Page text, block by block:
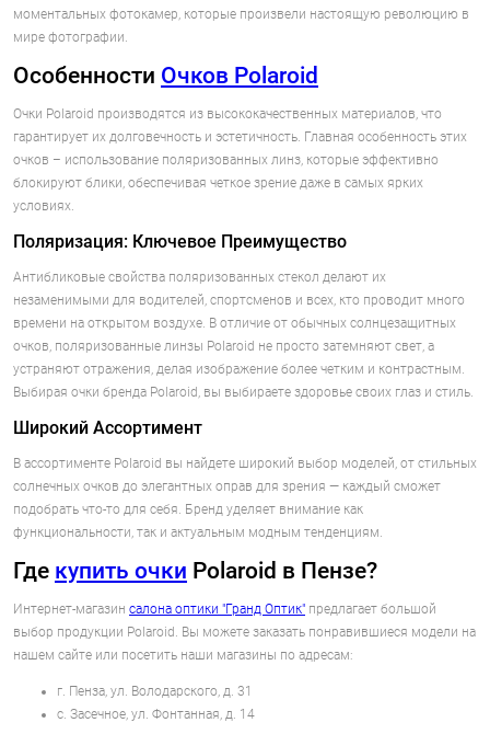
моментальных фотокамер, которые произвели настоящую революцию в
мире фотографии.
Особенности Очков Polaroid
Очки Polaroid производятся из высококачественных материалов, что
гарантирует их долговечность и эстетичность. Главная особенность этих
очков – использование поляризованных линз, которые эффективно
блокируют блики, обеспечивая четкое зрение даже в самых ярких
условиях.
Поляризация: Ключевое Преимущество
Антибликовые свойства поляризованных стекол делают их
незаменимыми для водителей, спортсменов и всех, кто проводит много
времени на открытом воздухе. В отличие от обычных солнцезащитных
очков, поляризованные линзы Polaroid не просто затемняют свет, а
устраняют отражения, делая изображение более четким и контрастным.
Выбирая очки бренда Polaroid, вы выбираете здоровье своих глаз и стиль.
Широкий Ассортимент
В ассортименте Polaroid вы найдете широкий выбор моделей, от стильных
солнечных очков до элегантных оправ для зрения — каждый сможет
подобрать что-то для себя. Бренд уделяет внимание как
функциональности, так и актуальным модным тенденциям.
Где купить очки Polaroid в Пензе?
Интернет-магазин салона оптики "Гранд Оптик" предлагает большой
выбор продукции Polaroid. Вы можете заказать понравившиеся модели на
нашем сайте или посетить наши магазины по адресам:
г. Пенза, ул. Володарского, д. 31
с. Засечное, ул. Фонтанная, д. 14